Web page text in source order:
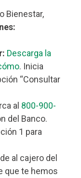
Bienestar,
Descarga la
. Inicia
“Consultar
al 800-900-
del Banco.
1 para
al cajero del
que te hemos